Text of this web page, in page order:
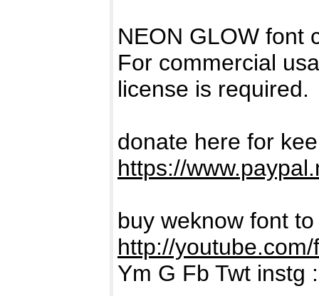
NEON GLOW font
For commercial
license is required.
donate here for
https://
buy weknow font
http://
Ym G Fb Twt instg